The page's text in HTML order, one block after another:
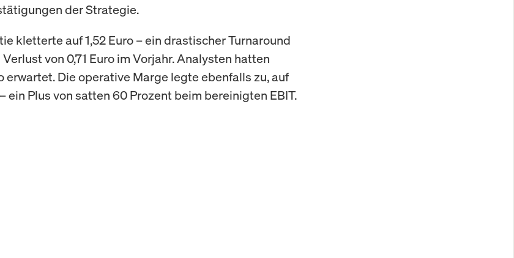
der Strategie.
kletterte auf 1,52 Euro – ein drastischer Turnaround
von 0,71 Euro im Vorjahr. Analysten hatten
erwartet. Die operative Marge legte ebenfalls zu, auf
ein Plus von satten 60 Prozent beim bereinigten EBIT.